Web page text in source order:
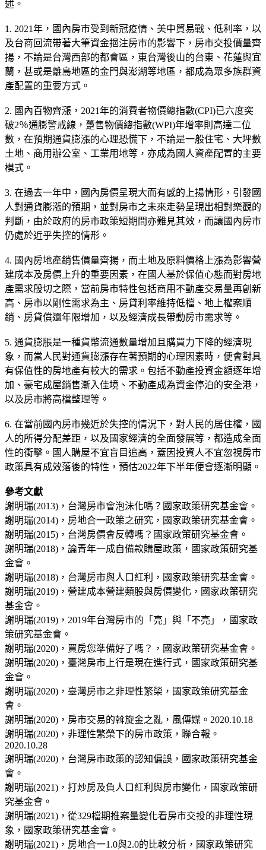
述。
1. 2021年，國內房市受到新冠疫情、美中貿易戰、低利率，以
及台商回流帶著大筆資金挹注房市的影響下，房市交投價量齊
揚，不論是台灣西部的都會區，東台灣後山的台東、花蓮與宜
蘭，甚或是離島地區的金門與澎湖等地區，都成為眾多族群資
產配置的重要方式。
2. 國內百物齊漲，2021年的消費者物價總指數(CPI)已六度突
破2％通膨警戒線，躉售物價總指數(WPI)年增率則高達二位
數，在預期通貨膨漲的心理恐慌下，不論是一般住宅、大坪數
土地、商用辦公室、工業用地等，亦成為國人資產配置的主要
模式。
3. 在過去一年中，國內房價呈現大而有感的上揚情形，引發國
人對通貨膨漲的預期，並對房市之未來走勢呈現出相對樂觀的
判斷，由於政府的房市政策短期間亦難見其效，而讓國內房市
仍處於近乎失控的情形。
4. 國內房地產銷售價量齊揚，而土地及原料價格上漲為影響營
建成本及房價上升的重要因素，在國人基於保值心態而對房地
產需求殷切之際，當前房市特性包括商用不動產交易量再創新
高、房市以剛性需求為主、房貸利率維持低檔、地上權案順
銷、房貸償還年限增加，以及經濟成長帶動房市需求等。
5. 通貨膨脹是一種貨幣流通數量增加且購買力下降的經濟現
象，而當人民對通貨膨漲存在著預期的心理因素時，便會對具
有保值性的房地產有較大的需求。包括不動產投資金額逐年增
加、豪宅成屋銷售漸入佳境、不動產成為資金停泊的安全港，
以及房市將高檔整理等。
6. 在當前國內房市幾近於失控的情況下，對人民的居住權，國
人的所得分配差距，以及國家經濟的全面發展等，都造成全面
性的衝擊。國人購屋不宜盲目追高，蓋因投資人不宜忽視房市
政策具有成效落後的特性，預估2022年下半年便會逐漸明顯。
參考文獻
謝明瑞(2013)，台灣房市會泡沬化嗎？國家政策研究基金會。
謝明瑞(2014)，房地合一政策之研究，國家政策研究基金會。
謝明瑞(2015)，台灣房價會反轉嗎？國家政策研究基金會。
謝明瑞(2018)，論青年一成自備款購屋政策，國家政策研究基
金會。
謝明瑞(2018)，台灣房市與人口紅利，國家政策研究基金會。
謝明瑞(2019)，營建成本營建類股與房價變化，國家政策研究
基金會。
謝明瑞(2019)，2019年台灣房市的「亮」與「不亮」，國家政
策研究基金會。
謝明瑞(2020)，買房您準備好了嗎？，國家政策研究基金會。
謝明瑞(2020)，臺灣房市上行是現在進行式，國家政策研究基
金會。
謝明瑞(2020)，臺灣房市之非理性繁榮，國家政策研究基金
會。
謝明瑞(2020)，房市交易的斡旋金之亂，風傳媒。2020.10.18
謝明瑞(2020)，非理性繁榮下的房市政策，聯合報。
2020.10.28
謝明瑞(2020)，台灣房市政策的認知偏誤，國家政策研究基金
會。
謝明瑞(2021)，打炒房及負人口紅利與房市變化，國家政策研
究基金會。
謝明瑞(2021)，從329檔期推案量變化看房市交投的非理性現
象，國家政策研究基金會。
謝明瑞(2021)，房地合一1.0與2.0的比較分析，國家政策研究